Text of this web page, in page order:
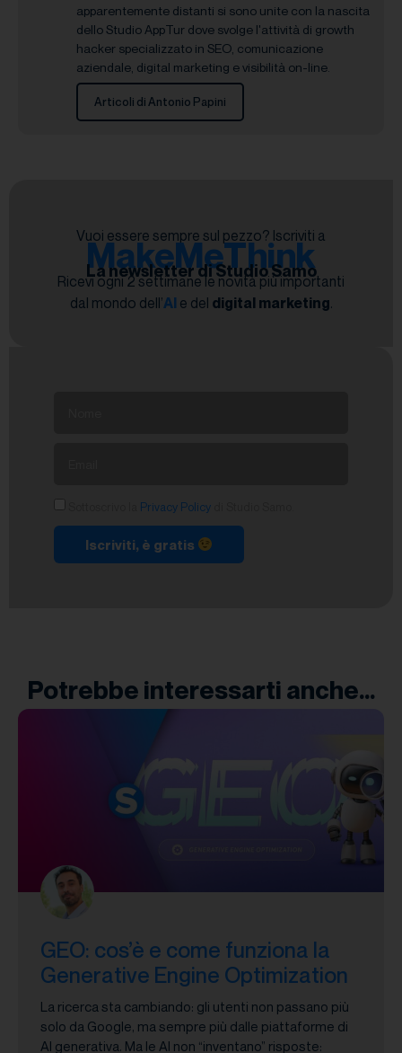
apparentemente distanti si sono unite con la nascita
dello Studio AppTur dove svolge l'attività di growth
hacker specializzato in SEO, comunicazione
aziendale, digital marketing e visibilità on-line.
Articoli di Antonio Papini
Vuoi essere sempre sul pezzo? Iscriviti a
MakeMeThink
La newsletter di Studio Samo
Ricevi ogni 2 settimane le novità più importanti
dal mondo dell’AI e del digital marketing.
Privacy Policy
Iscriviti, è gratis
Potrebbe interessarti anche...
GEO: cos’è e come funziona la
Generative Engine Optimization
La ricerca sta cambiando: gli utenti non passano più
solo da Google, ma sempre più dalle piattaforme di
AI generativa. Ma le AI non “inventano” risposte: